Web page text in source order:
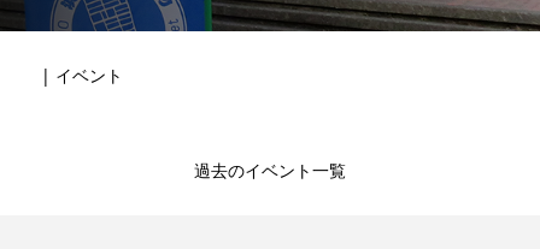
| イベント
過去のイベント一覧